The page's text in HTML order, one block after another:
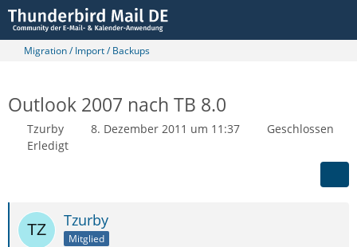
Migration / Import / Backups
Outlook 2007 nach TB 8.0
Tzurby 8. Dezember 2011 um 11:37
Geschlossen
Erledigt
Tzurby
Mitglied